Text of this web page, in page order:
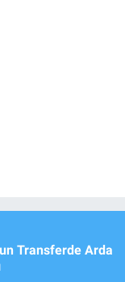
Transferde Arda